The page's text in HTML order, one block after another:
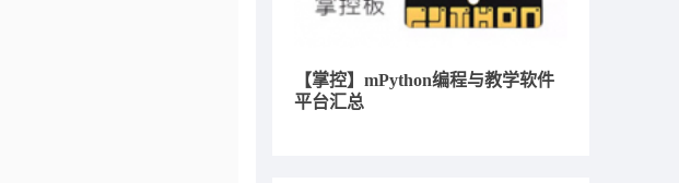
【掌控】mPython编程与教学软件
平台汇总